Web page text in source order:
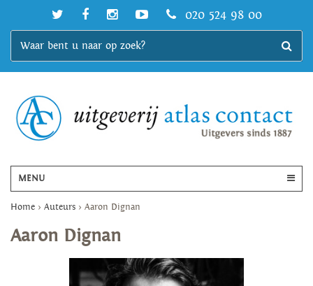
020 524 98 00
MENU
Home > Auteurs > Aaron Dignan
Aaron Dignan